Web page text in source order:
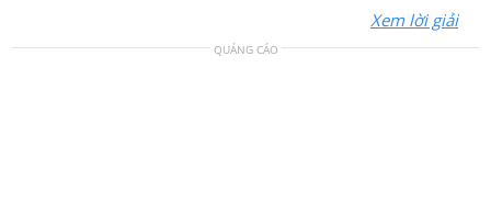
Xem lời giải
QUẢNG CÁO